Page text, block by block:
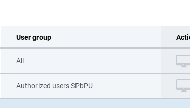
User group
All
Authorized users SPbPU